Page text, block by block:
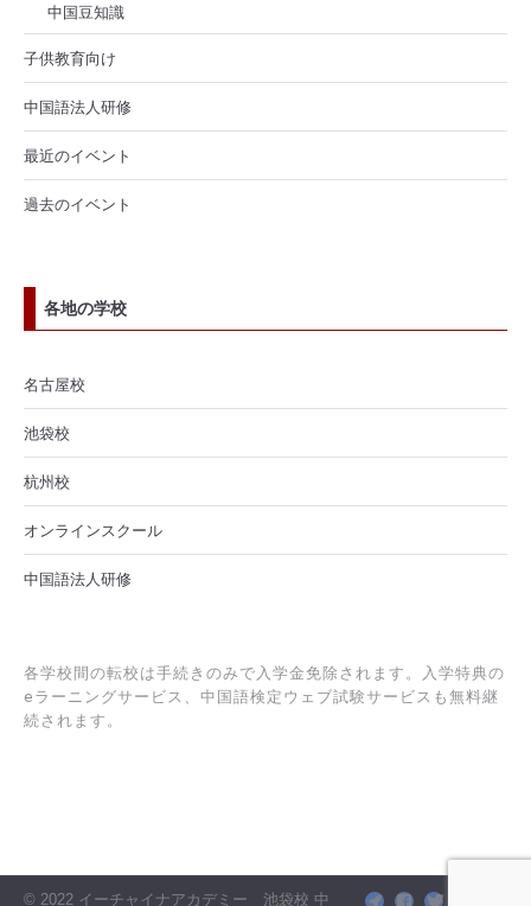
中国豆知識
子供教育向け
中国語法人研修
最近のイベント
過去のイベント
各地の学校
名古屋校
池袋校
杭州校
オンラインスクール
中国語法人研修
各学校間の転校は手続きのみで入学金免除されます。入学特典の
eラーニングサービス、中国語検定ウェブ試験サービスも無料継
続されます。
© 2022 イーチャイナアカデミー 池袋校 中